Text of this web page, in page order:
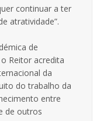
continuar a ter
atratividade”.
de
Reitor acredita
da
do trabalho da
entre
de outros